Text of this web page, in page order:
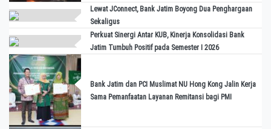
Lewat JConnect, Bank Jatim Boyong Dua Penghargaan
Sekaligus
Perkuat Sinergi Antar KUB, Kinerja Konsolidasi Bank
Jatim Tumbuh Positif pada Semester I 2026
Bank Jatim dan PCI Muslimat NU Hong Kong Jalin Kerja
Sama Pemanfaatan Layanan Remitansi bagi PMI